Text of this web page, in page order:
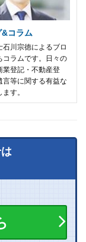
コラム
石川宗徳によるブロ
コラムです。日々の
業登記・不動産登
言等に関する有益な
す。